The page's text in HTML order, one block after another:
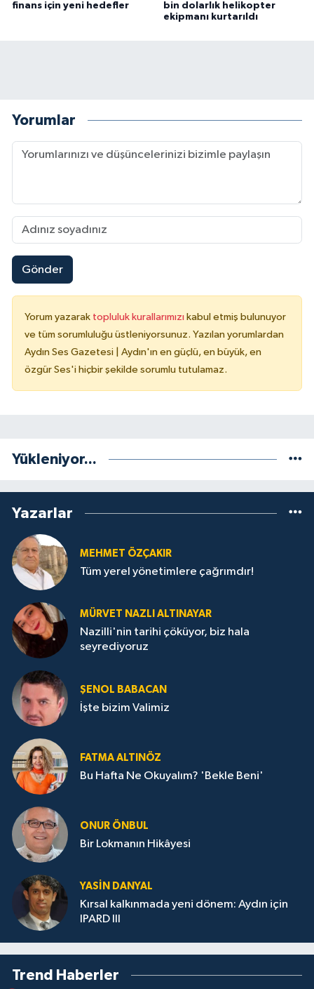
finans için yeni hedefler
bin dolarlık helikopter
ekipmanı kurtarıldı
Yorumlar
Gönder
Yorum yazarak topluluk kurallarımızı kabul etmiş bulunuyor
ve tüm sorumluluğu üstleniyorsunuz. Yazılan yorumlardan
Aydın Ses Gazetesi | Aydın'ın en güçlü, en büyük, en
özgür Ses'i hiçbir şekilde sorumlu tutulamaz.
Yükleniyor...
Yazarlar
MEHMET ÖZÇAKIR
Tüm yerel yönetimlere çağrımdır!
MÜRVET NAZLI ALTINAYAR
Nazilli'nin tarihi çöküyor, biz hala
seyrediyoruz
ŞENOL BABACAN
İşte bizim Valimiz
FATMA ALTINÖZ
Bu Hafta Ne Okuyalım? 'Bekle Beni'
ONUR ÖNBUL
Bir Lokmanın Hikâyesi
YASIN DANYAL
Kırsal kalkınmada yeni dönem: Aydın için
IPARD III
Trend Haberler